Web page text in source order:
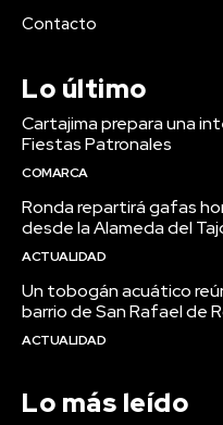
Contacto
Lo último
Cartajima prepara una
Fiestas Patronales
COMARCA
Ronda repartirá gafas
desde la Alameda del
ACTUALIDAD
Un tobogán acuático
barrio de San Rafael de
ACTUALIDAD
Lo más leído